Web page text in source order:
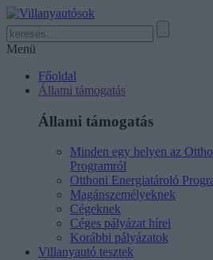
Menü
Főoldal
Állami támogatás
Állami támogatás
Minden egy helyen az
Programról
Otthoni Energiatároló
Magánszemélyeknek
Cégeknek
Céges pályázat hírei
Korábbi pályázatok
Villanyautó tesztek